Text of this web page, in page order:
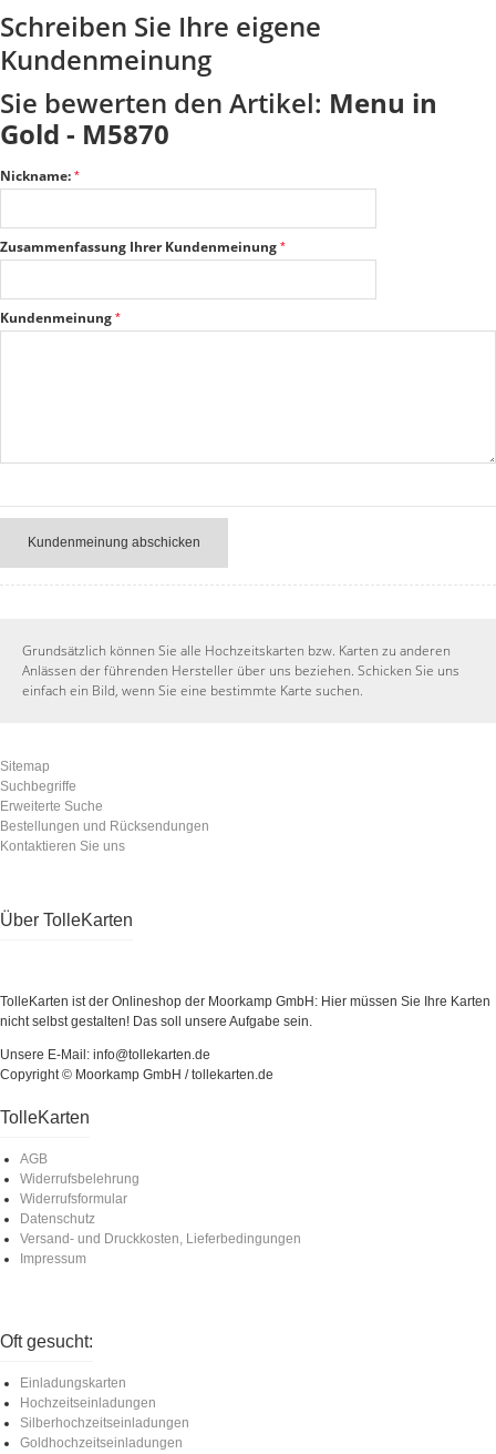
Schreiben Sie Ihre eigene
Kundenmeinung
Sie bewerten den Artikel: Menu in
Gold - M5870
Nickname:
Zusammenfassung Ihrer Kundenmeinung
Kundenmeinung
Kundenmeinung abschicken
Grundsätzlich können Sie alle Hochzeitskarten bzw. Karten zu anderen
Anlässen der führenden Hersteller über uns beziehen. Schicken Sie uns
einfach ein Bild, wenn Sie eine bestimmte Karte suchen.
Sitemap
Suchbegriffe
Erweiterte Suche
Bestellungen und Rücksendungen
Kontaktieren Sie uns
Über TolleKarten
TolleKarten ist der Onlineshop der Moorkamp GmbH: Hier müssen Sie Ihre Karten
nicht selbst gestalten! Das soll unsere Aufgabe sein.
Unsere E-Mail: info@tollekarten.de
Copyright © Moorkamp GmbH / tollekarten.de
TolleKarten
AGB
Widerrufsbelehrung
Widerrufsformular
Datenschutz
Versand- und Druckkosten, Lieferbedingungen
Impressum
Oft gesucht:
Einladungskarten
Hochzeitseinladungen
Silberhochzeitseinladungen
Goldhochzeitseinladungen